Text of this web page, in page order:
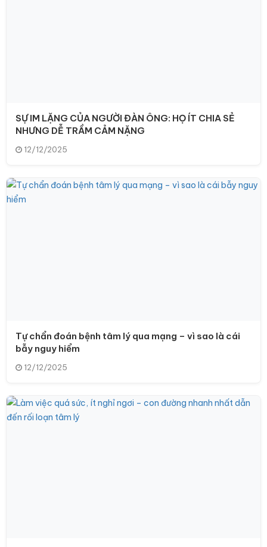
SỰ IM LẶNG CỦA NGƯỜI ĐÀN ÔNG: HỌ ÍT CHIA SẺ
NHƯNG DỄ TRẦM CẢM NẶNG
12/12/2025
Tự chẩn đoán bệnh tâm lý qua mạng – vì sao là cái
bẫy nguy hiểm
12/12/2025